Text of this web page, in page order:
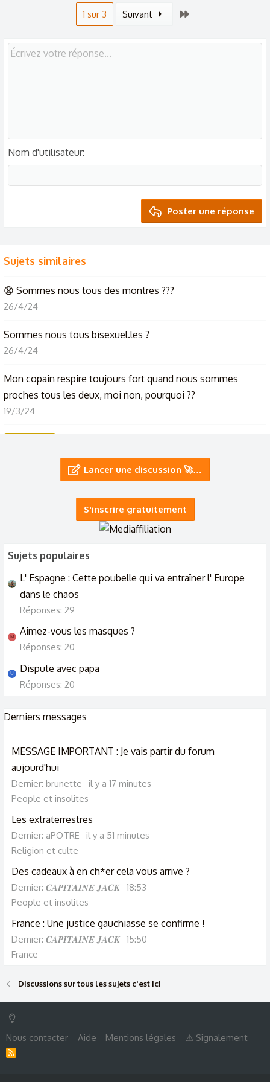
1 sur 3 Suivant
Nom d'utilisateur
Poster une réponse
Sujets similaires
😧 Sommes nous tous des montres ???
26/4/24
Sommes nous tous bisexuel.les ?
26/4/24
Mon copain respire toujours fort quand nous sommes
proches tous les deux, moi non, pourquoi ??
19/3/24
AIDEZ MOI SVP À PLUS NOUS SOMMES MEILLEURS
Lancer une discussion 🚀…
S'inscrire gratuitement
Sujets populaires
L' Espagne : Cette poubelle qui va entraîner l' Europe
dans le chaos
Réponses: 29
M Aimez-vous les masques ?
Réponses: 20
U Dispute avec papa
Réponses: 20
Derniers messages
MESSAGE IMPORTANT : Je vais partir du forum
aujourd'hui
Dernier: brunette
il y a 17 minutes
People et insolites
Les extraterrestres
Dernier: aPOTRE
il y a 51 minutes
Religion et culte
Des cadeaux à en ch*er cela vous arrive ?
Dernier: 𝑪𝑨𝑷𝑰𝑻𝑨𝑰𝑵𝑬 𝑱𝑨𝑪𝑲 18:53
People et insolites
France : Une justice gauchiasse se confirme !
Dernier: 𝑪𝑨𝑷𝑰𝑻𝑨𝑰𝑵𝑬 𝑱𝑨𝑪𝑲 15:50
France
Discussions sur tous les sujets c'est ici
Nous contacter Aide Mentions légales ⚠ Signalement